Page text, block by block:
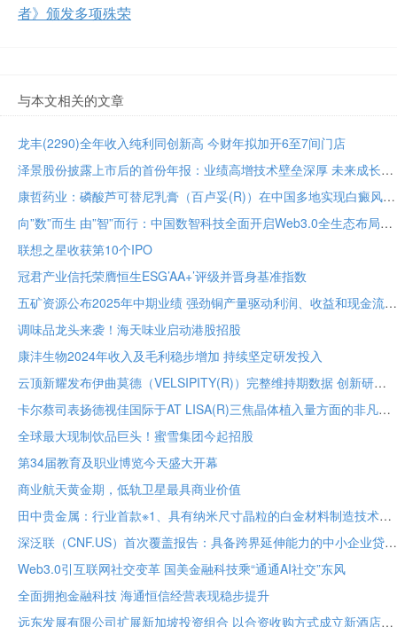
者》颁发多项殊荣
与本文相关的文章
龙丰(2290)全年收入纯利同创新高 今财年拟加开6至7间门店
泽景股份披露上市后的首份年报：业绩高增技术壁垒深厚 未来成长潜力十足
康哲药业：磷酸芦可替尼乳膏（百卢妥(R)）在中国多地实现白癜风首批处方落地
向”数”而生 由”智”而行：中国数智科技全面开启Web3.0全生态布局
联想之星收获第10个IPO
冠君产业信托荣膺恒生ESG’AA+’评级并晋身基准指数
五矿资源公布2025年中期业绩 强劲铜产量驱动利润、收益和现金流增长
调味品龙头来袭！海天味业启动港股招股
康沣生物2024年收入及毛利稳步增加 持续坚定研发投入
云顶新耀发布伊曲莫德（VELSIPITY(R)）完整维持期数据 创新研发实力再获认可
卡尔蔡司表扬德视佳国际于AT LISA(R)三焦晶体植入量方面的非凡里程碑
全球最大现制饮品巨头！蜜雪集团今起招股
第34届教育及职业博览今天盛大开幕
商业航天黄金期，低轨卫星最具商业价值
田中贵金属：行业首款※1、具有纳米尺寸晶粒的白金材料制造技术开发成功
深泛联（CNF.US）首次覆盖报告：具备跨界延伸能力的中小企业贷款服务平台 估值修复潜力巨大
Web3.0引互联网社交变革 国美金融科技乘“通通AI社交”东风
全面拥抱金融科技 海通恒信经营表现稳步提升
远东发展有限公司扩展新加坡投资组合 以合资收购方式成立新酒店